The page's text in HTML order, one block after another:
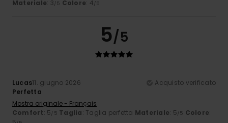
Materiale: 3/5 Colore: 4/5
5/5
Lucas11. giugno 2026
Acquisto verificato
Perfetta
Mostra originale - Français
Comfort: 5/5 Taglia: Taglia perfetta Materiale: 5/5 Colore: